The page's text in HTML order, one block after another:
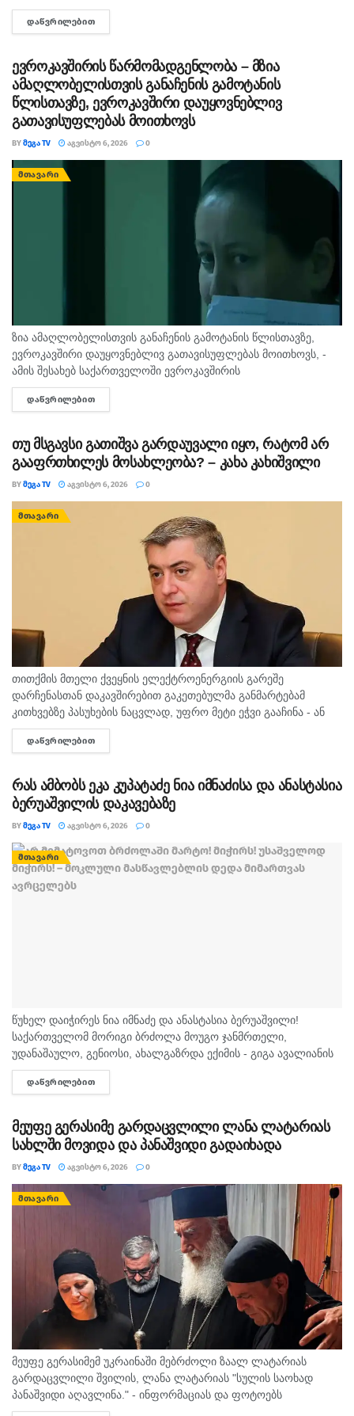
"მედიის ადვოკატირების კოალიცია" წერს და დაკავებულ
ჟურნალისტს სოლიდარობას უცხადებს. ორგანიზაცია...
ᲓᲐᲬᲕᲠᲘᲚᲔᲑᲘᲗ
ევროკავშირის წარმომადგენლობა – მზია
ამაღლობელისთვის განაჩენის გამოტანის
წლისთავზე, ევროკავშირი დაუყოვნებლივ
გათავისუფლებას მოითხოვს
BYᲛᲔᲒᲐ TV ᲐᲒᲕᲘᲡᲢᲝ 6, 2026 0
ᲛᲗᲐᲕᲐᲠᲘ
ზია ამაღლობელისთვის განაჩენის გამოტანის წლისთავზე,
ევროკავშირი დაუყოვნებლივ გათავისუფლებას მოითხოვს, -
ამის შესახებ საქართველოში ევროკავშირის
წარმომადგენლობა X-ზე წერს. „მზია ამაღლობელისთვის
განაჩენის გამოტანის წლისთავზე, ევროკავშირი გმობს მის
განაჩენს და...
ᲓᲐᲬᲕᲠᲘᲚᲔᲑᲘᲗ
თუ მსგავსი გათიშვა გარდაუვალი იყო, რატომ არ
გააფრთხილეს მოსახლეობა? – კახა კახიშვილი
BYᲛᲔᲒᲐ TV ᲐᲒᲕᲘᲡᲢᲝ 6, 2026 0
ᲛᲗᲐᲕᲐᲠᲘ
თითქმის მთელი ქვეყნის ელექტროენერგიის გარეშე
დარჩენასთან დაკავშირებით გაკეთებულმა განმარტებამ
კითხვებზე პასუხების ნაცვლად, უფრო მეტი ეჭვი გააჩინა - ან
ენერგოსისტემაზე პასუხისმგებელი ადამიანები არ არიან
საკმარისად პროფესიონალები ან ვიღაც შეგნებულად აზიანებს
ᲓᲐᲬᲕᲠᲘᲚᲔᲑᲘᲗ
რას ამბობს ეკა კუპატაძე ნია იმნაძისა და ანასტასია
ბერუაშვილის დაკავებაზე
BYᲛᲔᲒᲐ TV ᲐᲒᲕᲘᲡᲢᲝ 6, 2026 0
ᲛᲗᲐᲕᲐᲠᲘ
წუხელ დაიჭირეს ნია იმნაძე და ანასტასია ბერუაშვილი!
საქართველომ მორიგი ბრძოლა მოუგო ჯანმრთელი,
უდანაშაულო, გენიოსი, ახალგაზრდა ექიმის - გიგა ავალიანის
მკვლელებს! - ასე ეხმაურება სოციალურ ქსელში, მოკლული
მასწავლებლის, გიგა ავალიანის დედა,...
ᲓᲐᲬᲕᲠᲘᲚᲔᲑᲘᲗ
მეუფე გერასიმე გარდაცვლილი ლანა ლატარიას
სახლში მოვიდა და პანაშვიდი გადაიხადა
BYᲛᲔᲒᲐ TV ᲐᲒᲕᲘᲡᲢᲝ 6, 2026 0
ᲛᲗᲐᲕᲐᲠᲘ
მეუფე გერასიმემ უკრაინაში მებრძოლი ზაალ ლატარიას
გარდაცვლილი შვილის, ლანა ლატარიას "სულის საოხად
პანაშვიდი აღავლინა." - ინფორმაციას და ფოტოებს
საპატრიარქოს საზოგადოებასთან ურთიერთობის სამსახური